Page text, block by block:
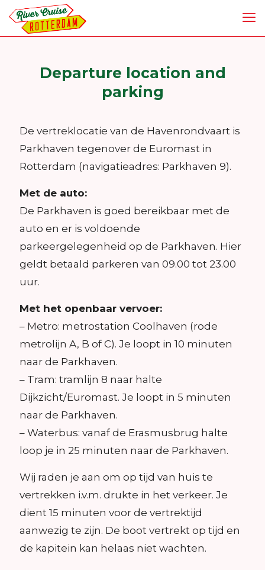
Departure location and
parking
De vertreklocatie van de Havenrondvaart is
Parkhaven tegenover de Euromast in
Rotterdam (navigatieadres: Parkhaven 9).
Met de auto:
De Parkhaven is goed bereikbaar met de
auto en er is voldoende
parkeergelegenheid op de Parkhaven. Hier
geldt betaald parkeren van 09.00 tot 23.00
uur.
Met het openbaar vervoer:
– Metro: metrostation Coolhaven (rode
metrolijn A, B of C). Je loopt in 10 minuten
naar de Parkhaven.
– Tram: tramlijn 8 naar halte
Dijkzicht/Euromast. Je loopt in 5 minuten
naar de Parkhaven.
– Waterbus: vanaf de Erasmusbrug halte
loop je in 25 minuten naar de Parkhaven.
Wij raden je aan om op tijd van huis te
vertrekken i.v.m. drukte in het verkeer. Je
dient 15 minuten voor de vertrektijd
aanwezig te zijn. De boot vertrekt op tijd en
de kapitein kan helaas niet wachten.